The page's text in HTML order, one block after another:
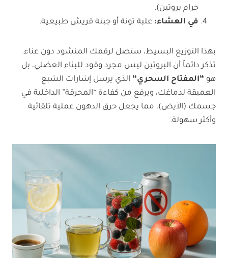
جرام بروتين).
في العشاء: علبة تونة أو جبنة قريش طبيعية.
بهذا التوزيع البسيط، ستصل لرقمك المنشود دون عناء.
تذكر دائماً أن البروتين ليس مجرد وقود للبناء العضلي، بل
هو “المفتاح السحري“ الذي يرسل إشارات الشبع
العميقة لدماغك، ويرفع من كفاءة “المحرقة” الداخلية في
جسمك (الأيض)، مما يجعل حرق الدهون عملية تلقائية
وأكثر سهولة.